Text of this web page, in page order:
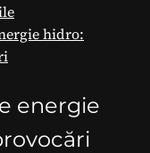
hidro:
energie